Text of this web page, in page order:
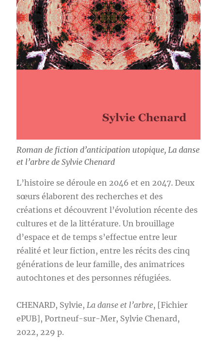
Roman de fiction d’anticipation utopique, La danse
et l’arbre de Sylvie Chenard
L’histoire se déroule en 2046 et en 2047. Deux
sœurs élaborent des recherches et des
créations et découvrent l’évolution récente des
cultures et de la littérature. Un brouillage
d’espace et de temps s’effectue entre leur
réalité et leur fiction, entre les récits des cinq
générations de leur famille, des animatrices
autochtones et des personnes réfugiées.
CHENARD, Sylvie, La danse et l’arbre, [Fichier
ePUB], Portneuf-sur-Mer, Sylvie Chenard,
2022, 229 p.